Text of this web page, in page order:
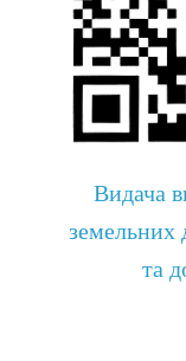
Видача
земельних
та